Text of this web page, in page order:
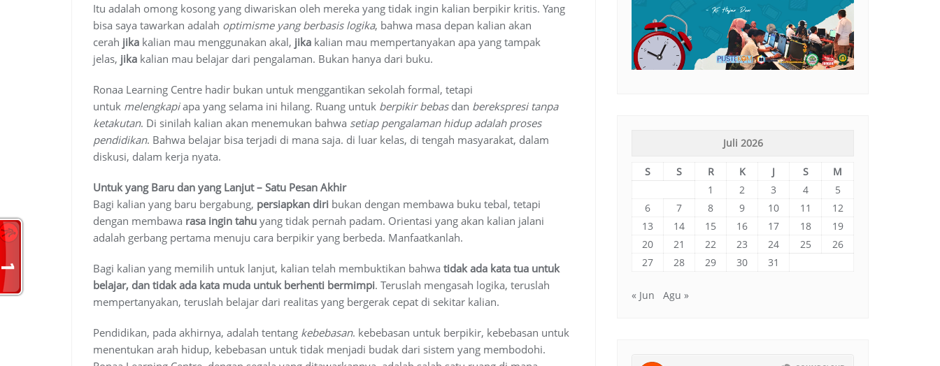
Itu adalah omong kosong yang diwariskan oleh mereka yang tidak ingin kalian berpikir kritis. Yang
bisa saya tawarkan adalah optimisme yang berbasis logika, bahwa masa depan kalian akan
cerah jika kalian mau menggunakan akal, jika kalian mau mempertanyakan apa yang tampak
jelas, jika kalian mau belajar dari pengalaman. Bukan hanya dari buku.
Ronaa Learning Centre hadir bukan untuk menggantikan sekolah formal, tetapi
untuk melengkapiapa yang selama ini hilang. Ruang untuk berpikir bebasdan berekspresi tanpa
ketakutan. Di sinilah kalian akan menemukan bahwa setiap pengalaman hidup adalah proses
pendidikan. Bahwa belajar bisa terjadi di mana saja. di luar kelas, di tengah masyarakat, dalam
diskusi, dalam kerja nyata.
Untuk yang Baru dan yang Lanjut – Satu Pesan Akhir
Bagi kalian yang baru bergabung, persiapkan diri bukan dengan membawa buku tebal, tetapi
dengan membawa rasa ingin tahu yang tidak pernah padam. Orientasi yang akan kalian jalani
adalah gerbang pertama menuju cara berpikir yang berbeda. Manfaatkanlah.
Bagi kalian yang memilih untuk lanjut, kalian telah membuktikan bahwa tidak ada kata tua untuk
belajar, dan tidak ada kata muda untuk berhenti bermimpi. Teruslah mengasah logika, teruslah
mempertanyakan, teruslah belajar dari realitas yang bergerak cepat di sekitar kalian.
Pendidikan, pada akhirnya, adalah tentang kebebasan. kebebasan untuk berpikir, kebebasan untuk
menentukan arah hidup, kebebasan untuk tidak menjadi budak dari sistem yang membodohi.
Juli 2026
S S R K J S
M
1
2 3 4
5
6
7 8 9 10 11
12
13
14 15 16 17 18
19
20
21 22 23 24 25
26
27
28 29 30 31
« Jun Agu »